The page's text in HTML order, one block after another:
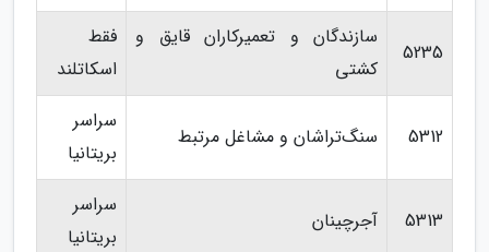
5235
سازندگان و تعمیرکاران قایق و
کشتی
فقط
اسکاتلند
5312 سنگ‌تراشان و مشاغل مرتبط
سراسر
بریتانیا
5313 آجرچینان
سراسر
بریتانیا